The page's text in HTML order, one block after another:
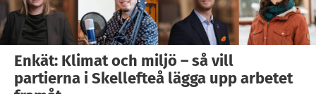
Enkät: Klimat och miljö – så vill
partierna i Skellefteå lägga upp arbetet